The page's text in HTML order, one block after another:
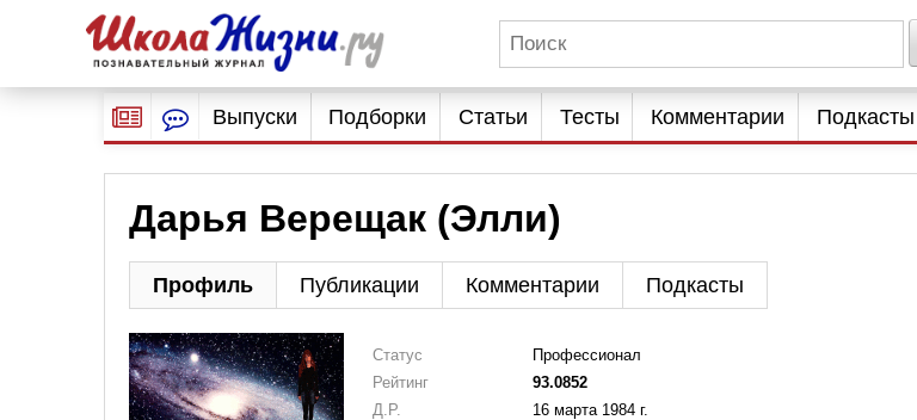
Выпуски Подборки Статьи Тесты Комментарии Подкасты
Дарья Верещак (Элли)
Профиль Публикации Комментарии Подкасты
Статус
Профессионал
Рейтинг
93.0852
Д.Р.
16 марта 1984 г.